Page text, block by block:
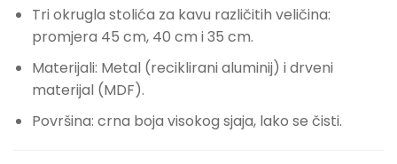
Tri okrugla stolića za kavu različitih veličina:
promjera 45 cm, 40 cm i 35 cm.
Materijali: Metal (reciklirani aluminij) i drveni
materijal (MDF).
Površina: crna boja visokog sjaja, lako se čisti.